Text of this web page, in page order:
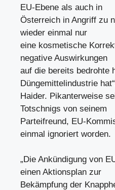
EU-Ebene als auch in
Österreich in Angriff zu
wieder einmal nur
eine kosmetische
negative Auswirkungen
auf die bereits bedrohte
Düngemittelindustrie
Haider. Pikanterweise
Totschnigs von seinem
Parteifreund, EU-
einmal ignoriert worden.
„Die Ankündigung von
einen Aktionsplan zur
Bekämpfung der